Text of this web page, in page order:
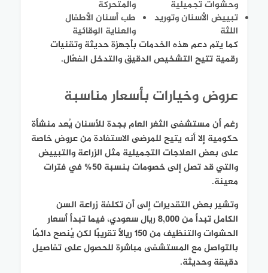
وحشوات تجميلية
والمتحركة
تبييض الأسنان وتوريد
اللثة
طب أسنان الأطفال
والعناية الوقائية
كما يتم دعم هذه الخدمات بأجهزة حديثة وتقنيات
رقمية تتيح التشخيص الدقيق والتدخل الفعّال.
عروض وخيارات بأسعار مناسبة
رغم أن مستشفى الثغر العام بجدة للأسنان يُعد منشأة
حكومية إلا أنه يتيح للمرضى الاستفادة من عروض خاصة
على بعض العلاجات التجميلية مثل الزراعة والتبييض
والتي قد تصل إلى خصومات بنسبة 50% في فترات
معينة.
وتشير بعض التقديرات إلى أن تكلفة زراعة السن
الكامل تبدأ من 8,000 ريال سعودي، فيما تبدأ أسعار
الحشوات والتنظيف من 150 ريالًا تقريبًا لكن يُنصح دائمًا
بالتواصل مع المستشفى مباشرة للحصول على تفاصيل
دقيقة وحديثة.